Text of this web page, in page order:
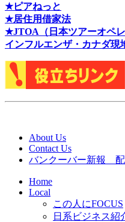
★ピアねっと
★居住用借家法
★JTOA（日本ツアーオペ
インフルエンザ・カナダ現
About Us
Contact Us
バンクーバー新報 配
Home
Local
この人にFOCUS
日系ビジネス紹